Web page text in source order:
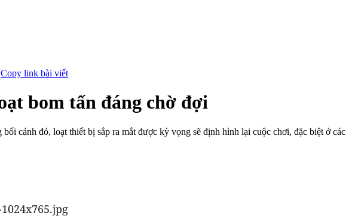
Copy link bài viết
bom tấn đáng chờ đợi
cảnh đó, loạt thiết bị sắp ra mắt được kỳ vọng sẽ định hình lại cuộc chơi, đặc biệt ở các